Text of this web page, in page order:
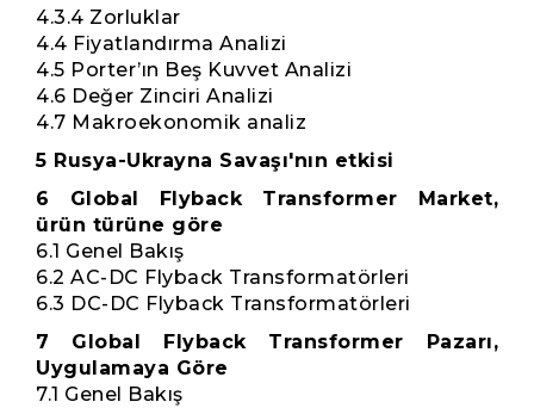
4.3.4 Zorluklar
4.4 Fiyatlandırma Analizi
4.5 Porter’ın Beş Kuvvet Analizi
4.6 Değer Zinciri Analizi
4.7 Makroekonomik analiz
5 Rusya-Ukrayna Savaşı'nın etkisi
6 Global Flyback Transformer Market,
ürün türüne göre
6.1 Genel Bakış
6.2 AC-DC Flyback Transformatörleri
6.3 DC-DC Flyback Transformatörleri
7 Global Flyback Transformer Pazarı,
Uygulamaya Göre
7.1 Genel Bakış